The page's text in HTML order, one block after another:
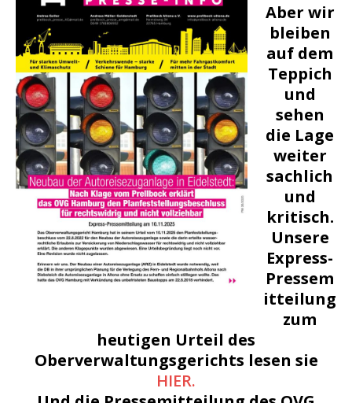
Aber wir
bleiben
auf dem
Teppich
und
sehen
die Lage
weiter
sachlich
und
kritisch.
Unsere
Express-
Pressem
itteilung
zum
heutigen Urteil des
Oberverwaltungsgerichts lesen sie
HIER.